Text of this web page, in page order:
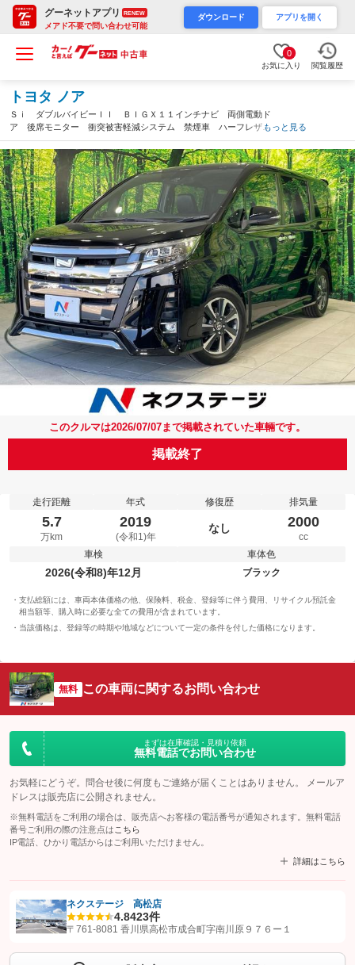
グーネットアプリ RENEW
メアド不要で問い合わせ可能
ダウンロード アプリを開く
0
お気に入り 閲覧履歴
トヨタ ノア
Ｓｉ ダブルバイビーＩＩ ＢＩＧＸ１１インチナビ 両側電動ド
ア 後席モニター 衝突被害軽減システム 禁煙車 ハーフレザー
シート コーナーセンサー スマートキー ＬＥＤヘッド ビルト
インＥＴＣ クルコン 純正１６インチアルミ（香川県）
もっと見る
このクルマは2026/07/07まで掲載されていた車輛です。
掲載終了
走行距離
5.7
万km
年式
2019
(令和1)年
修復歴
なし
排気量
2000
cc
車検
2026(令和8)年12月
車体色
ブラック
支払総額には、車両本体価格の他、保険料、税金、登録等に伴う費用、リサイクル預託金
相当額等、購入時に必要な全ての費用が含まれています。
当該価格は、登録等の時期や地域などについて一定の条件を付した価格になります。
無料 この車両に関するお問い合わせ
まずは在庫確認・見積り依頼
無料電話でお問い合わせ
お気軽にどうぞ。問合せ後に何度もご連絡が届くことはありません。 メールア
ドレスは販売店に公開されません。
※無料電話をご利用の場合は、販売店へお客様の電話番号が通知されます。無料電話
番号ご利用の際の注意点は こちら
IP電話、ひかり電話からはご利用いただけません。
詳細はこちら
【STEP1】認証画面でグーネットを友だち追加してから「許可する」ボタンを押
ネクステージ 高松店
4.8423件
〒761-8081 香川県高松市成合町字南川原９７６ー１